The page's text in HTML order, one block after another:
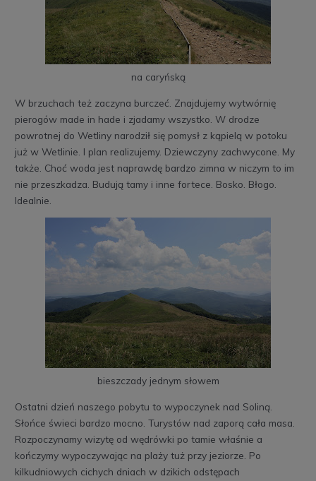
na caryńską
W brzuchach też zaczyna burczeć. Znajdujemy wytwórnię
pierogów made in hade i zjadamy wszystko. W drodze
powrotnej do Wetliny narodził się pomysł z kąpielą w potoku
już w Wetlinie. I plan realizujemy. Dziewczyny zachwycone. My
także. Choć woda jest naprawdę bardzo zimna w niczym to im
nie przeszkadza. Budują tamy i inne fortece. Bosko. Błogo.
Idealnie.
bieszczady jednym słowem
Ostatni dzień naszego pobytu to wypoczynek nad Soliną.
Słońce świeci bardzo mocno. Turystów nad zaporą cała masa.
Rozpoczynamy wizytę od wędrówki po tamie właśnie a
kończymy wypoczywając na plaży tuż przy jeziorze. Po
kilkudniowych cichych dniach w dzikich odstępach